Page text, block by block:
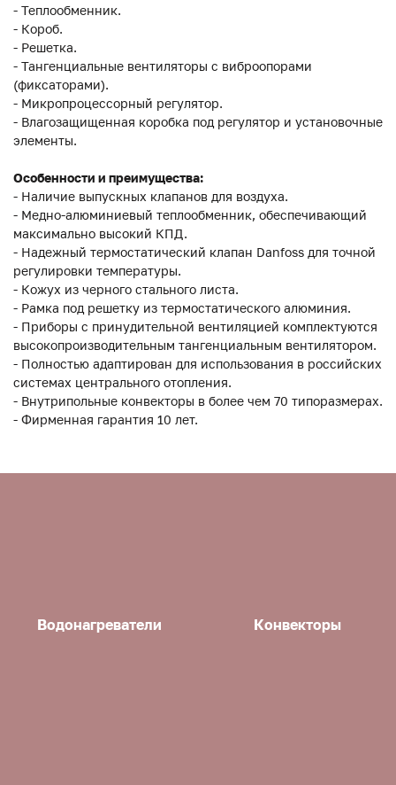
- Теплообменник.
- Короб.
- Решетка.
- Тангенциальные вентиляторы с виброопорами
(фиксаторами).
- Микропроцессорный регулятор.
- Влагозащищенная коробка под регулятор и установочные
элементы.
Особенности и преимущества:
- Наличие выпускных клапанов для воздуха.
- Медно-алюминиевый теплообменник, обеспечивающий
максимально высокий КПД.
- Надежный термостатический клапан Danfoss для точной
регулировки температуры.
- Кожух из черного стального листа.
- Рамка под решетку из термостатического алюминия.
- Приборы с принудительной вентиляцией комплектуются
высокопроизводительным тангенциальным вентилятором.
- Полностью адаптирован для использования в российских
системах центрального отопления.
- Внутрипольные конвекторы в более чем 70 типоразмерах.
- Фирменная гарантия 10 лет.
Водонагреватели Конвекторы